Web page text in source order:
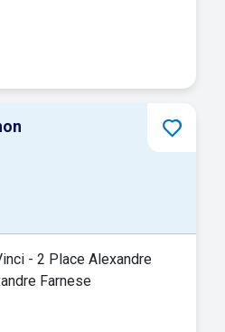
- 2 Place Alexandre
Farnese